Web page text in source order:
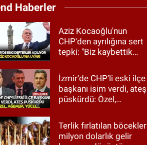
Haberler
Aziz Kocaoğlu'nun
CHP'den ayrılığına sert
tepki: "Biz kaybettik
etmedik"
İzmir’de CHP’li eski ilçe
başkanı isim verdi, ateş
püskürdü: Özel,
Terlik fırlatılan böcekler
milyon dolarlık gelir